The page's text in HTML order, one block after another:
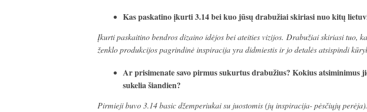
Kas paskatino įkurti 3.14 bei kuo jūsų drabužiai skiriasi nuo kitų
Įkurti paskaitino bendros dizaino idėjos bei ateities vizijos. Drabužiai skiriasi tuo,
ženklo produkcijos pagrindinė inspiracija yra didmiestis ir jo detalės atsispindi
Ar prisimenate savo pirmus sukurtus drabužius? Kokius atsiminimus
sukelia šiandien?
Pirmieji buvo 3.14 basic džemperiukai su juostomis (jų inspiracija- pėsčiųjų